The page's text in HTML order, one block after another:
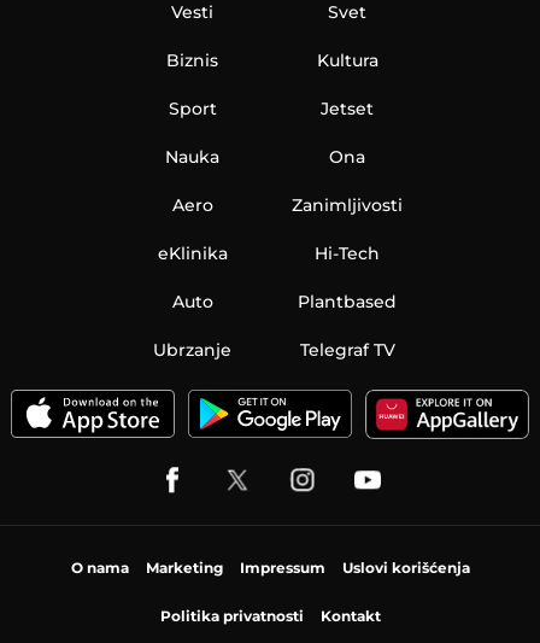
Vesti
Biznis
Sport
Nauka
Aero
Svet
Kultura
Jetset
Ona
Zanimljivosti
eKlinika Hi-Tech
Auto Plantbased
Ubrzanje Telegraf TV
O nama Marketing Impressum Uslovi korišćenja
Politika privatnosti Kontakt